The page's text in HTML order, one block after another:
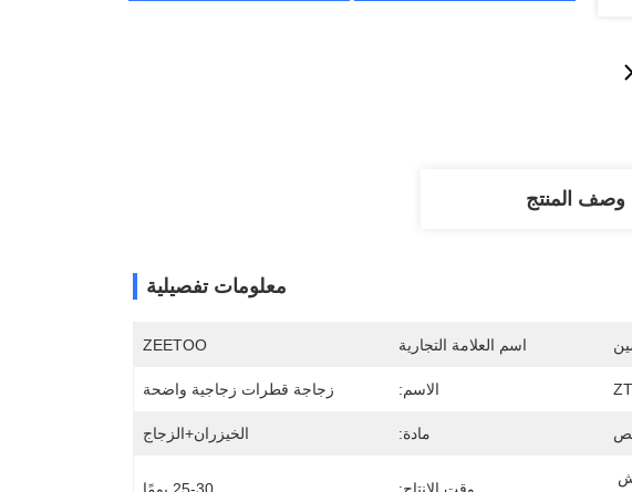
وصف المنتج
معلومات تفصيلية
اسم العلامة التجارية ZEETOO
الاسم: زجاجة قطرات زجاجية واضحة
مادة: الخيزران+الزجاج